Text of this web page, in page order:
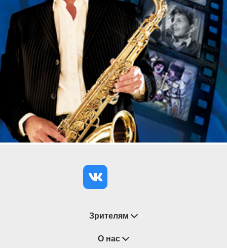
Зрителям
Восстановление билетов
О нас